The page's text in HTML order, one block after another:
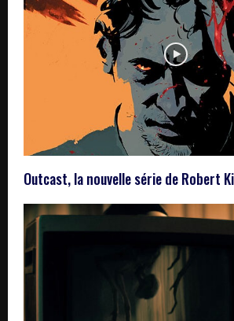
Outcast, la nouvelle série de Robert